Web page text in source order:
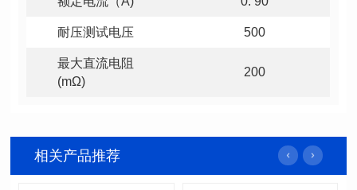
耐压测试电压 500
(mΩ)
200
相关产品推荐